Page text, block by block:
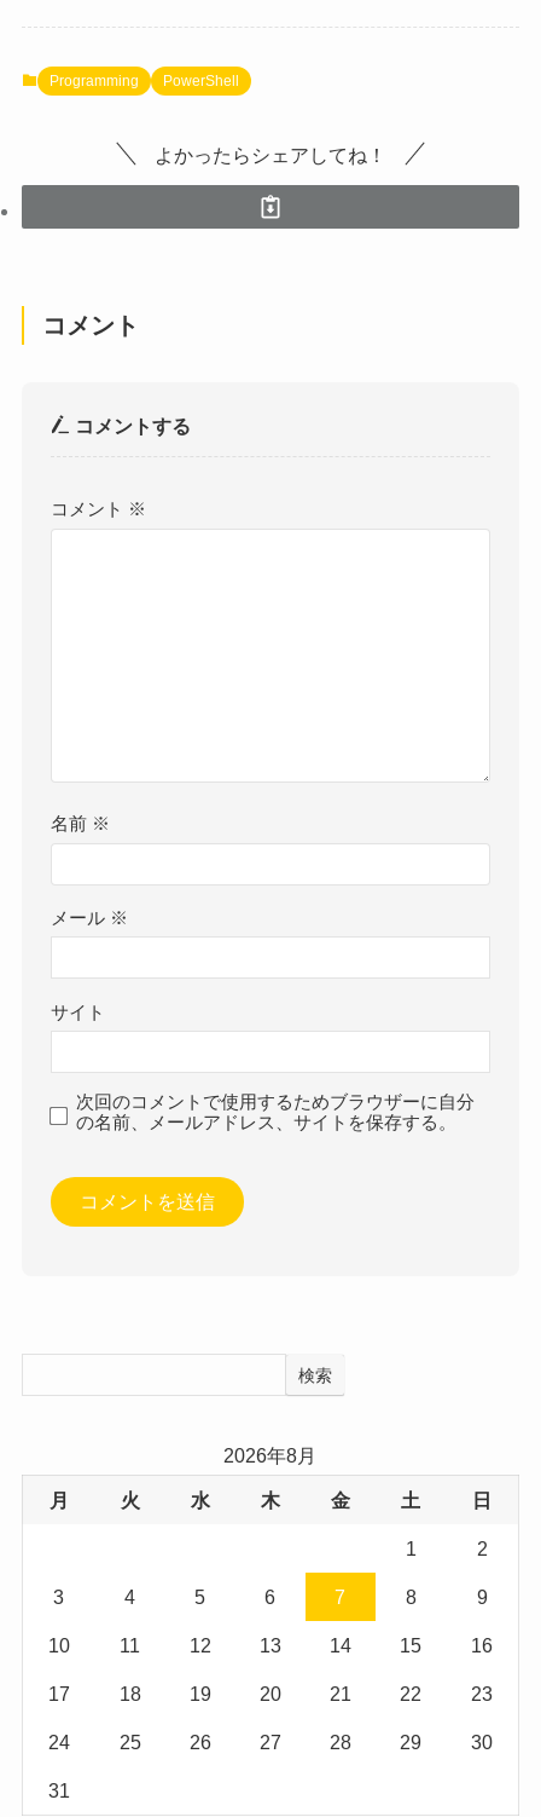
Programming PowerShell
よかったらシェアしてね！
コメント
コメントする
コメント ※
名前 ※
メール ※
サイト
次回のコメントで使用するためブラウザーに自分
の名前、メールアドレス、サイトを保存する。
検索
2026年8月
月 火 水 木 金 土 日
1 2
3 4 5 6 7 8 9
10 11 12 13 14 15 16
17 18 19 20 21 22 23
24 25 26 27 28 29 30
31